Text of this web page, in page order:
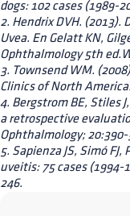
dogs: 102 cases (1989-
2. Hendrix DVH. (2013).
Uvea. En Gelatt KN,
Ophthalmology 5th
3. Townsend WM.
Clinics of North
4. Bergstrom BE, Stiles
a retrospective
Ophthalmology; 20:390-
5. Sapienza JS, Simó
uveitis: 75 cases (1994-
246.